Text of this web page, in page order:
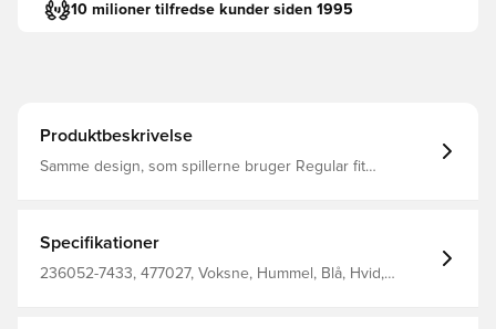
10 milioner tilfredse kunder siden 1995
Produktbeskrivelse
Samme design, som spillerne bruger Regular fit
Specifikationer
236052-7433, 477027, Voksne, Hummel, Blå, Hvid,